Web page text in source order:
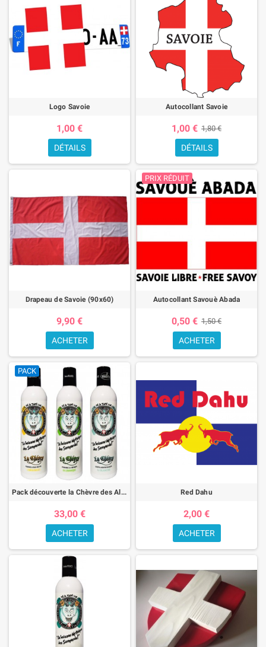
Logo Savoie
1,00 €
DÉTAILS
Autocollant Savoie
1,00 € 1,80 €
DÉTAILS
Drapeau de Savoie (90x60)
9,90 €
ACHETER
PRIX RÉDUIT
Autocollant Savouè Abada
0,50 € 1,50 €
ACHETER
PACK
Pack découverte la Chèvre des Alpes
33,00 €
ACHETER
Red Dahu
2,00 €
ACHETER